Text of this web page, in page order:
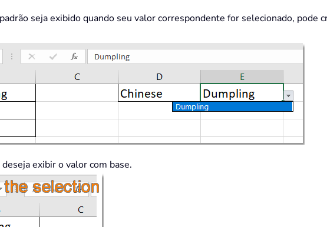
seja exibido quando seu valor correspondente for selecionado, pode
exibir o valor com base.